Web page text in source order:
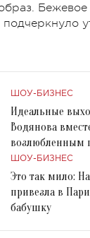
Бежевое
ШОУ-БИЗНЕС
Идеальные
Водянова
возлюбленным
Диснейленде
ШОУ-БИЗНЕС
Это так мило:
привезла в
бабушку